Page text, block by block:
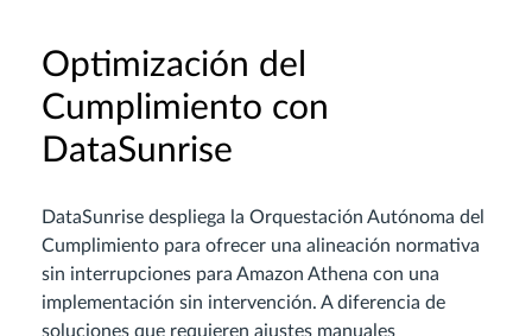
Optimización del
Cumplimiento con
DataSunrise
DataSunrise despliega la Orquestación Autónoma del
Cumplimiento para ofrecer una alineación normativa
sin interrupciones para Amazon Athena con una
implementación sin intervención. A diferencia de
soluciones que requieren ajustes manuales